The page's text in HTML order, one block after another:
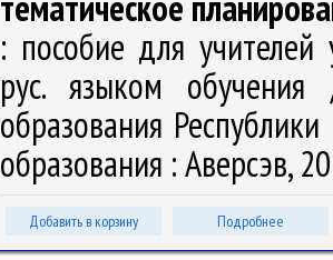
: пособие для
рус. языком
образования
образования : Аверсэв,
Добавить в корзину Подробнее